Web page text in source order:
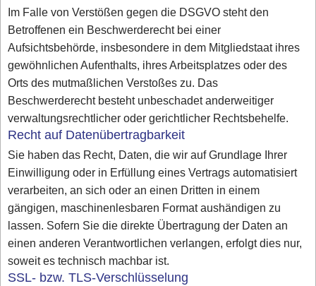
Im Falle von Verstößen gegen die DSGVO steht den
Betroffenen ein Beschwerderecht bei einer
Aufsichtsbehörde, insbesondere in dem Mitgliedstaat ihres
gewöhnlichen Aufenthalts, ihres Arbeitsplatzes oder des
Orts des mutmaßlichen Verstoßes zu. Das
Beschwerderecht besteht unbeschadet anderweitiger
verwaltungsrechtlicher oder gerichtlicher Rechtsbehelfe.
Recht auf Datenübertragbarkeit
Sie haben das Recht, Daten, die wir auf Grundlage Ihrer
Einwilligung oder in Erfüllung eines Vertrags automatisiert
verarbeiten, an sich oder an einen Dritten in einem
gängigen, maschinenlesbaren Format aushändigen zu
lassen. Sofern Sie die direkte Übertragung der Daten an
einen anderen Verantwortlichen verlangen, erfolgt dies nur,
soweit es technisch machbar ist.
SSL- bzw. TLS-Verschlüsselung